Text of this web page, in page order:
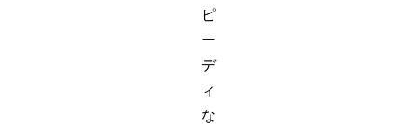
ピ
ー
デ
ィ
な